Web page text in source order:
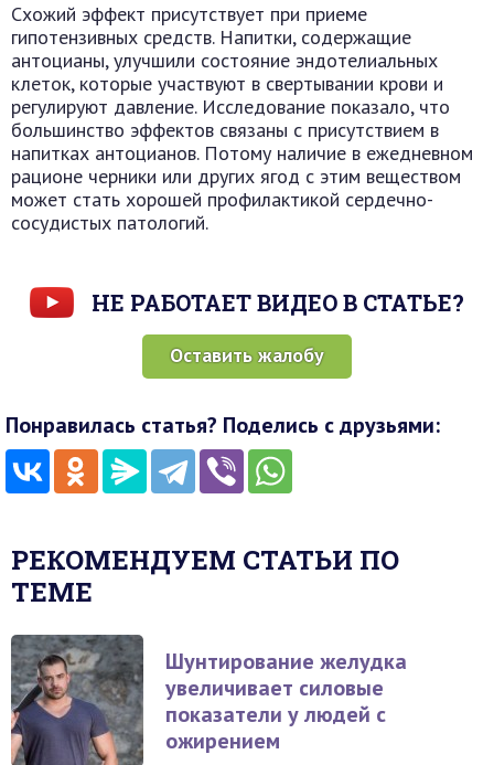
Схожий эффект присутствует при приеме
гипотензивных средств. Напитки, содержащие
антоцианы, улучшили состояние эндотелиальных
клеток, которые участвуют в свертывании крови и
регулируют давление. Исследование показало, что
большинство эффектов связаны с присутствием в
напитках антоцианов. Потому наличие в ежедневном
рационе черники или других ягод с этим веществом
может стать хорошей профилактикой сердечно-
сосудистых патологий.
НЕ РАБОТАЕТ ВИДЕО В СТАТЬЕ?
Оставить жалобу
Понравилась статья? Поделись с друзьями:
РЕКОМЕНДУЕМ СТАТЬИ ПО
ТЕМЕ
Шунтирование желудка
увеличивает силовые
показатели у людей с
ожирением